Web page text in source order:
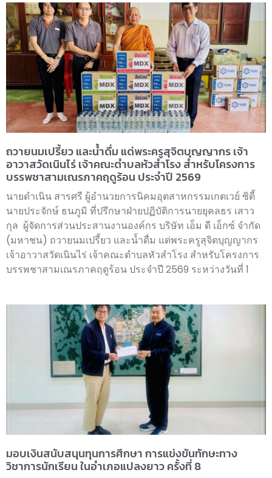
ถวายนมเปรี้ยว และน้ำดื่ม แด่พระครูสุจิตบุญญากร เจ้า
อาวาสวัดเนินไร่ เจ้าคณะตำบลหัวสำโรง สำหรับโครงการ
บรรพชาสามเณรภาคฤดูร้อน ประจำปี 2569
นายดำเนิน สารศรี ผู้อำนวยการนิคมอุตสาหกรรมเกตเวย์ ซิตี้
นายประจักษ์ ธนภูมิ ที่ปรึกษาฝ่ายปฏิบัติการนายยุคลธร เสาว
กุล ผู้จัดการส่วนประสานงานองค์กร บริษัท เอ็ม ดี เอ็กซ์ จำกัด
(มหาชน) ถวายนมเปรี้ยว และน้ำดื่ม แด่พระครูสุจิตบุญญากร
เจ้าอาวาสวัดเนินไร่ เจ้าคณะตำบลหัวสำโรง สำหรับโครงการ
บรรพชาสามเณรภาคฤดูร้อน ประจำปี 2569 ระหว่างวันที่ 1
มอบเงินสนับสนุนทุนการศึกษา การแข่งขันทักษะทาง
วิชาการนักเรียน ในอำเภอแปลงยาว ครั้งที่ 8